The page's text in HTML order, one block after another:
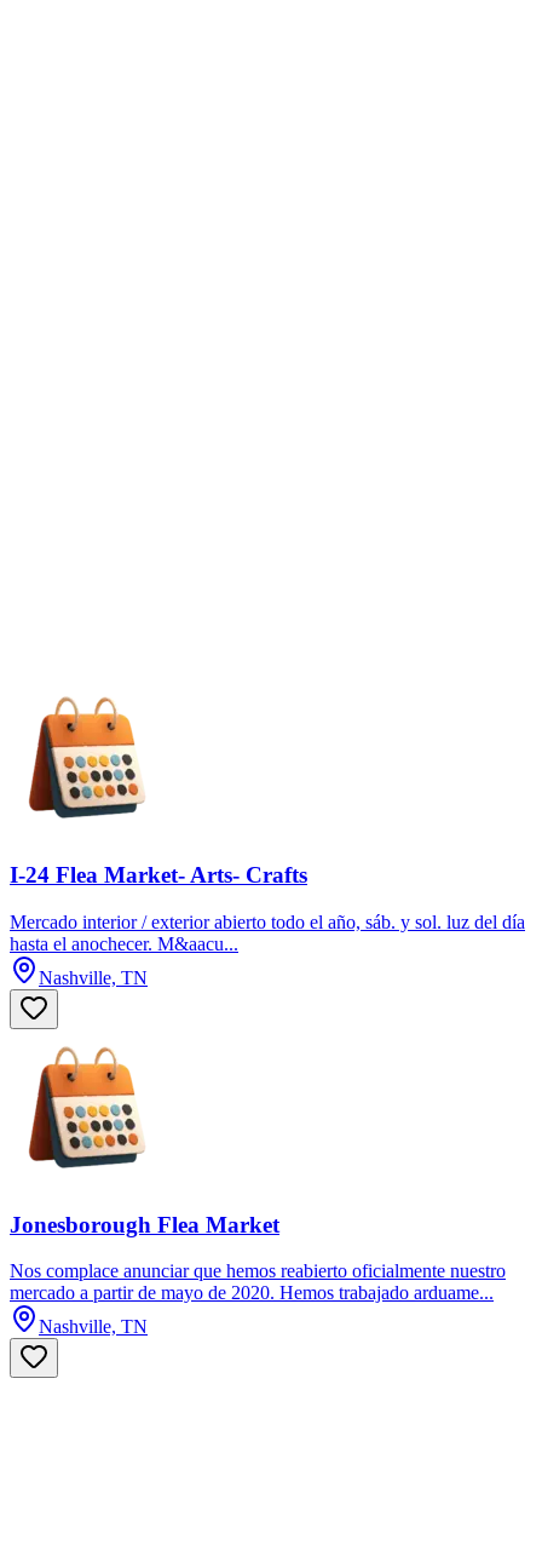
I-24 Flea Market- Arts- Crafts
Mercado interior / exterior abierto todo el año, sáb. y sol. luz del día
hasta el anochecer. M&aacu...
Nashville, TN
Jonesborough Flea Market
Nos complace anunciar que hemos reabierto oficialmente nuestro
mercado a partir de mayo de 2020. Hemos trabajado arduame...
Nashville, TN